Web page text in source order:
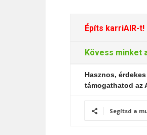
Építs karriAIR-t!
Kövess minket
Hasznos,
támogathatod az
Segítsd a